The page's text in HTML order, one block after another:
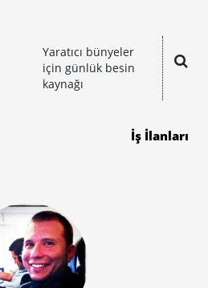
Yaratıcı bünyeler
için günlük besin
kaynağı
İş İlanları